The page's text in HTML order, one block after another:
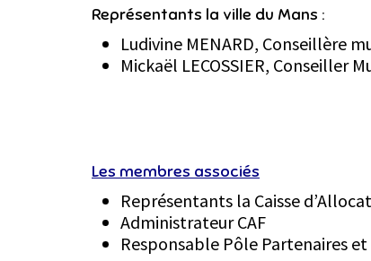
Représentants la ville du Mans :
Ludivine MENARD, Conseillère
Mickaël LECOSSIER, Conseiller
Les membres associés
Représentants la Caisse
Administrateur CAF
Responsable Pôle Partenaires